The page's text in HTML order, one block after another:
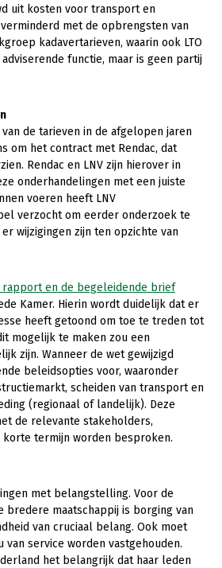
en onderwijs
en zomerbloemen
uit kosten voor transport en
met de opbrengsten van
kadavertarieven, waarin ook LTO
functie, maar is geen partij
de tarieven in de afgelopen jaren
om het contract met Rendac, dat
Rendac en LNV zijn hierover in
onderhandelingen met een juiste
voeren heeft LNV
verzocht om eerder onderzoek te
wijzigingen zijn ten opzichte van
rapport en de begeleidende brief
Kamer. Hierin wordt duidelijk dat er
heeft getoond om toe te treden tot
mogelijk te maken zou een
zijn. Wanneer de wet gewijzigd
beleidsopties voor, waaronder
scheiden van transport en
(regionaal of landelijk). Deze
de relevante stakeholders,
korte termijn worden besproken.
met belangstelling. Voor de
bredere maatschappij is borging van
van cruciaal belang. Ook moet
van service worden vastgehouden.
het belangrijk dat haar leden